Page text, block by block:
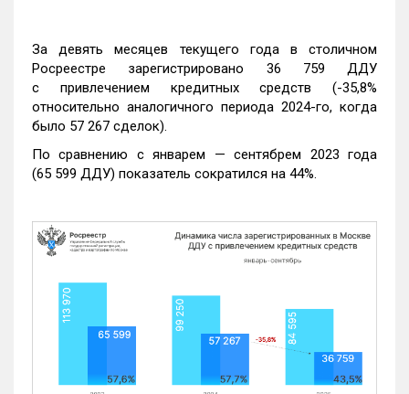
За девять месяцев текущего года в столичном
Росреестре зарегистрировано 36 759 ДДУ
с привлечением кредитных средств (-35,8%
относительно аналогичного периода 2024-го, когда
было 57 267 сделок).
По сравнению с январем — сентябрем 2023 года
(65 599 ДДУ) показатель сократился на 44%.